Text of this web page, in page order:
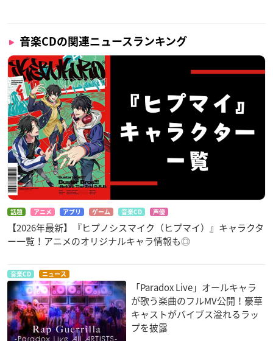
音楽CDの関連ニュースランキング
話題 アニメ アプリ ゲーム 音楽CD 声優
【2026年最新】『ヒプノシスマイク（ヒプマイ）』キャラクタ
ー一覧！アニメのオリジナルキャラ情報も◎
音楽CD ニュース
「Paradox Live」オールキャラ
が歌う楽曲のフルMV公開！豪華
キャストがバイブス溢れるラッ
プを披露